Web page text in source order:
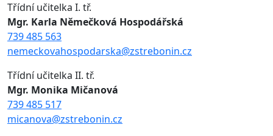
Třídní učitelka I. tř.
Mgr. Karla Němečková Hospodářská
739 485 563
nemeckovahospodarska@zstrebonin.cz
Třídní učitelka II. tř.
Mgr. Monika Mičanová
739 485 517
micanova@zstrebonin.cz